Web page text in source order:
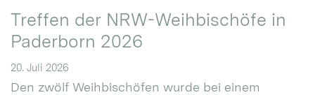
Treffen der NRW-Weihbischöfe in
Paderborn 2026
20. Juli 2026
Den zwölf Weihbischöfen wurde bei einem